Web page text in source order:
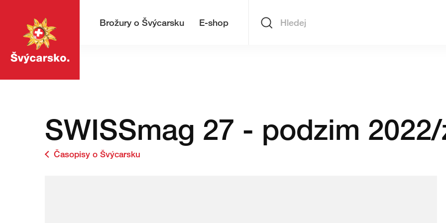
stránku
MojeSvycarsko.com
Hlavní navigace
Brožury o Švýcarsku E-shop
Hledej Hledej
SWISSmag 27 - podzim
Časopisy o Švýcarsku